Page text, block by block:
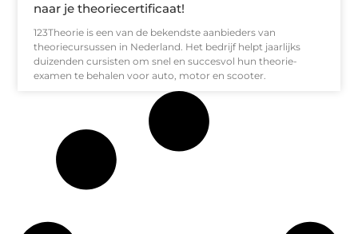
naar je theoriecertificaat!
123Theorie is een van de bekendste aanbieders van
theoriecursussen in Nederland. Het bedrijf helpt jaarlijks
duizenden cursisten om snel en succesvol hun theorie-
examen te behalen voor auto, motor en scooter.